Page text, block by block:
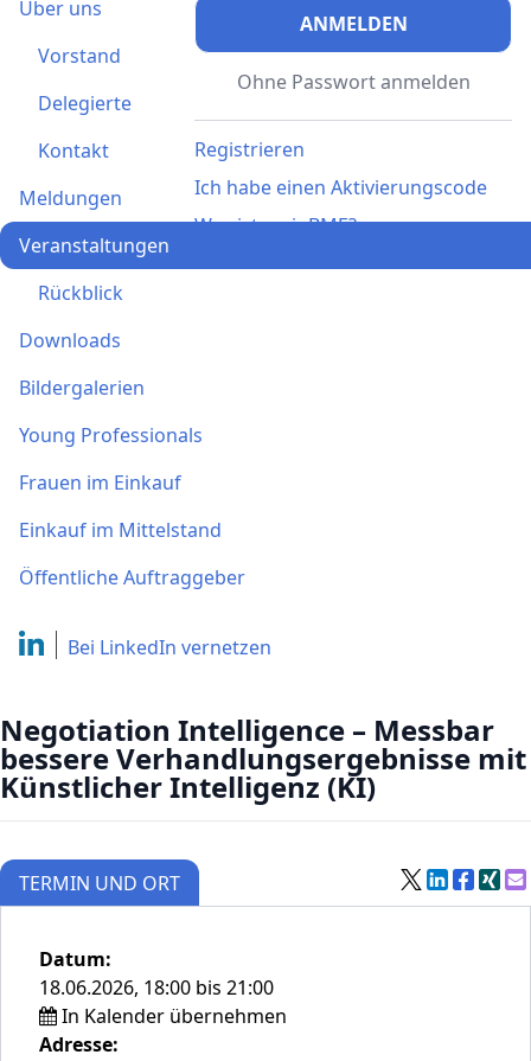
ANMELDEN
Ohne Passwort anmelden
Registrieren
Ich habe einen Aktivierungscode
Was ist meinBME?
Über uns
Vorstand
Delegierte
Kontakt
Meldungen
Veranstaltungen
Rückblick
Downloads
Bildergalerien
Young Professionals
Frauen im Einkauf
Einkauf im Mittelstand
Öffentliche Auftraggeber
Bei LinkedIn vernetzen
Negotiation Intelligence – Messbar
bessere Verhandlungsergebnisse mit
Künstlicher Intelligenz (KI)
TERMIN UND ORT
Datum:
18.06.2026, 18:00 bis 21:00
In Kalender übernehmen
Adresse: